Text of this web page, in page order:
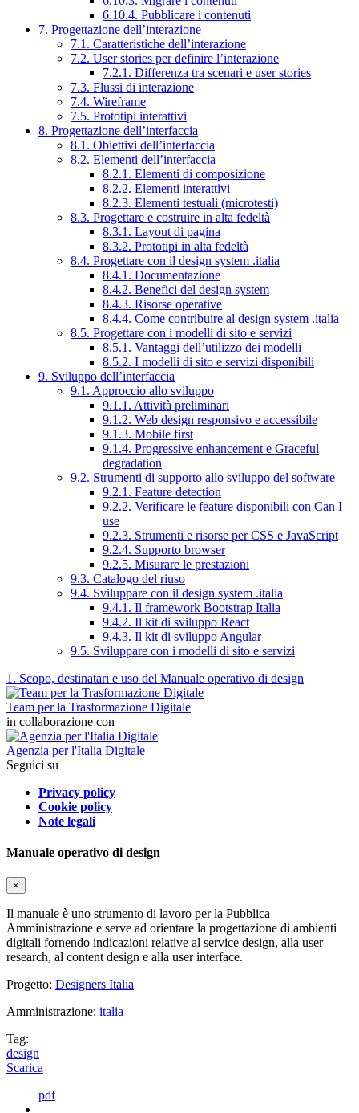
6.10.4. Pubblicare i contenuti
7. Progettazione dell’interazione
7.1. Caratteristiche dell’interazione
7.2. User stories per definire l’interazione
7.2.1. Differenza tra scenari e user stories
7.3. Flussi di interazione
7.4. Wireframe
7.5. Prototipi interattivi
8. Progettazione dell’interfaccia
8.1. Obiettivi dell’interfaccia
8.2. Elementi dell’interfaccia
8.2.1. Elementi di composizione
8.2.2. Elementi interattivi
8.2.3. Elementi testuali (microtesti)
8.3. Progettare e costruire in alta fedeltà
8.3.1. Layout di pagina
8.3.2. Prototipi in alta fedeltà
8.4. Progettare con il design system .italia
8.4.1. Documentazione
8.4.2. Benefici del design system
8.4.3. Risorse operative
8.4.4. Come contribuire al design system .italia
8.5. Progettare con i modelli di sito e servizi
8.5.1. Vantaggi dell’utilizzo dei modelli
8.5.2. I modelli di sito e servizi disponibili
9. Sviluppo dell’interfaccia
9.1. Approccio allo sviluppo
9.1.1. Attività preliminari
9.1.2. Web design responsivo e accessibile
9.1.3. Mobile first
9.1.4. Progressive enhancement e Graceful
degradation
9.2. Strumenti di supporto allo sviluppo del software
9.2.1. Feature detection
9.2.2. Verificare le feature disponibili con Can I
use
9.2.3. Strumenti e risorse per CSS e JavaScript
9.2.4. Supporto browser
9.2.5. Misurare le prestazioni
9.3. Catalogo del riuso
9.4. Sviluppare con il design system .italia
9.4.1. Il framework Bootstrap Italia
9.4.2. Il kit di sviluppo React
9.4.3. Il kit di sviluppo Angular
9.5. Sviluppare con i modelli di sito e servizi
1. Scopo, destinatari e uso del Manuale operativo di design
Team per la Trasformazione Digitale
in collaborazione con
Agenzia per l'Italia Digitale
Seguici su
Privacy policy
Cookie policy
Note legali
Manuale operativo di design
×
Il manuale è uno strumento di lavoro per la Pubblica
Amministrazione e serve ad orientare la progettazione di ambienti
digitali fornendo indicazioni relative al service design, alla user
research, al content design e alla user interface.
Progetto: Designers Italia
Amministrazione: italia
Tag:
design
Scarica
pdf